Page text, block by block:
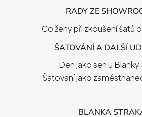
RADY ZE
Co ženy při zkoušení šatů
ŠATOVÁNÍ A DALŠÍ
Den jako sen u Blanky
Šatování jako
BLANKA